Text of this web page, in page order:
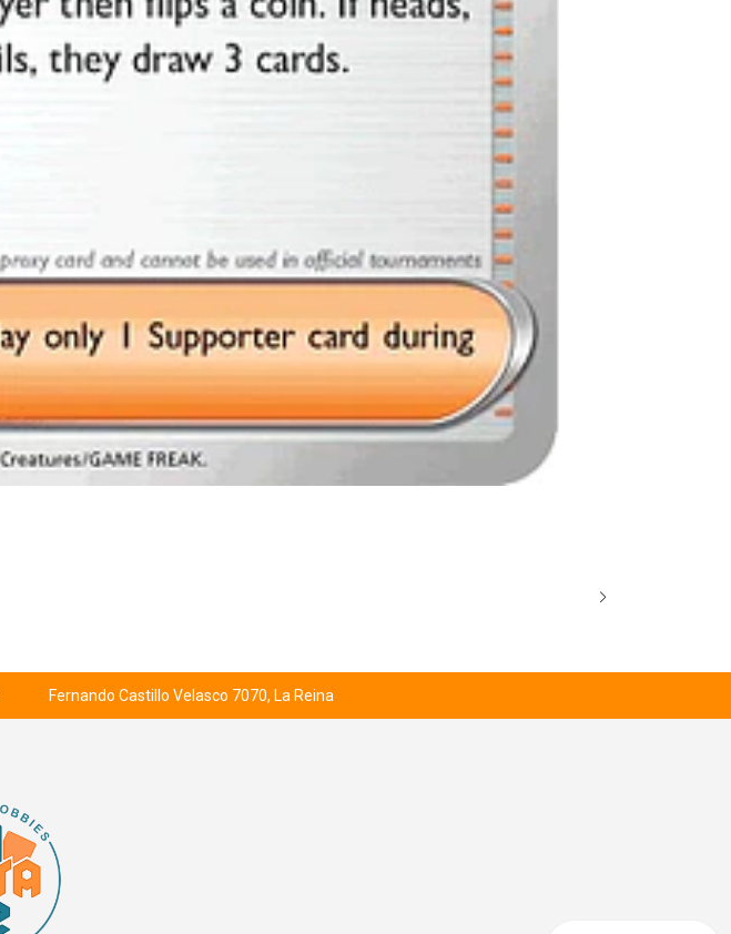
Fernando Castillo Velasco 7070, La Reina